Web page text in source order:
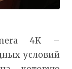
4K –
условий